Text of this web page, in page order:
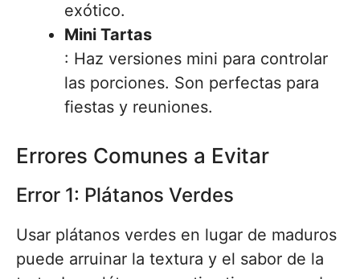
exótico.
Mini Tartas
: Haz versiones mini para controlar
las porciones. Son perfectas para
fiestas y reuniones.
Errores Comunes a Evitar
Error 1: Plátanos Verdes
Usar plátanos verdes en lugar de maduros
puede arruinar la textura y el sabor de la